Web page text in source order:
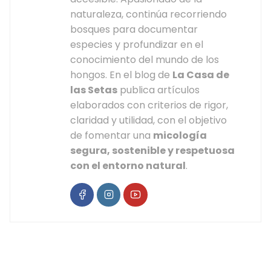
naturaleza, continúa recorriendo
bosques para documentar
especies y profundizar en el
conocimiento del mundo de los
hongos. En el blog de La Casa de
las Setas publica artículos
elaborados con criterios de rigor,
claridad y utilidad, con el objetivo
de fomentar una micología
segura, sostenible y respetuosa
con el entorno natural.